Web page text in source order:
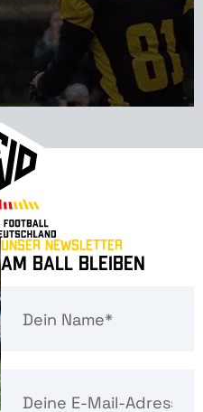
Unser Newsletter
Am Ball bleiben